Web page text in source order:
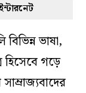
ভাষা,
হিসেবে গড়ে